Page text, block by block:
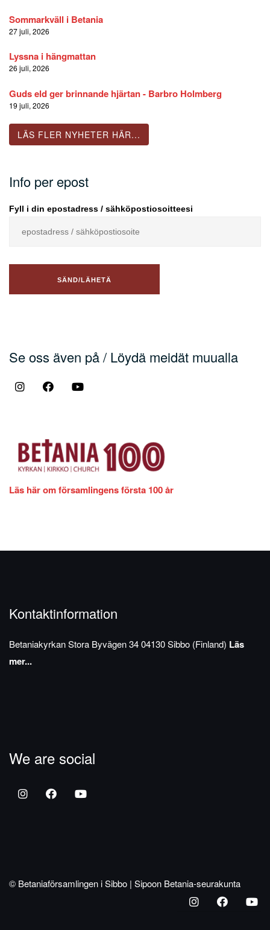
Sommarkväll i Betania
27 juli, 2026
Lyssna i hängmattan
26 juli, 2026
Guds eld ger brinnande hjärtan - Barbro Holmberg
19 juli, 2026
LÄS FLER NYHETER HÄR...
Info per epost
Fyll i din epostadress / sähköpostiosoitteesi
Se oss även på / Löydä meidät muualla
Läs här om församlingens första 100 år
Kontaktinformation
BetaniakyrkanStora Byvägen 3404130 Sibbo (Finland) Läs
mer...
We are social
© Betaniaförsamlingen i Sibbo | Sipoon Betania-seurakunta